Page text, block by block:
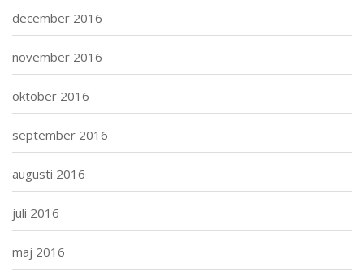
december 2016
november 2016
oktober 2016
september 2016
augusti 2016
juli 2016
maj 2016